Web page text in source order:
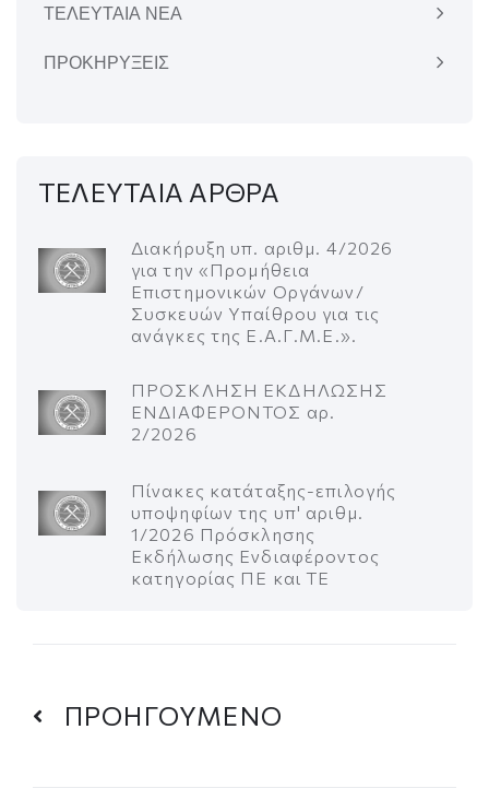
ΤΕΛΕΥΤΑΙΑ ΝΕΑ
ΠΡΟΚΗΡΥΞΕΙΣ
ΤΕΛΕΥΤΑΙΑ ΑΡΘΡΑ
Διακήρυξη υπ. αριθμ. 4/2026
για την «Προμήθεια
Επιστημονικών Οργάνων/
Συσκευών Υπαίθρου για τις
ανάγκες της Ε.Α.Γ.Μ.Ε.».
ΠΡΟΣΚΛΗΣΗ ΕΚΔΗΛΩΣΗΣ
ΕΝΔΙΑΦΕΡΟΝΤΟΣ αρ.
2/2026
Πίνακες κατάταξης-επιλογής
υποψηφίων της υπ' αριθμ.
1/2026 Πρόσκλησης
Εκδήλωσης Ενδιαφέροντος
κατηγορίας ΠΕ και ΤΕ
ΠΡΟΗΓΟΥΜΕΝΟ